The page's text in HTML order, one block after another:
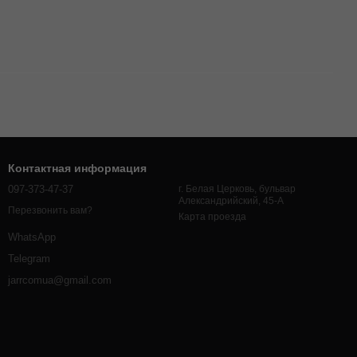
Контактная информация
097-373-47-37
Перезвонить вам?
WhatsApp
Telegram
jarrcomua@gmail.com
г. Белая Церковь, бульвар
Александрийский, 45-А
Карта проезда